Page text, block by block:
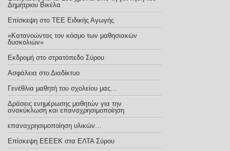
Δημήτριου Βικέλα
Eπίσκεψη στο ΤΕΕ Ειδικής Αγωγής
«Κατανοώντας τον κόσμο των μαθησιακών
δυσκολιών»
Εκδρομή στο στρατόπεδο Σύρου
Ασφάλεια στο Διαδίκτυο
Γενέθλια μαθητή του σχολείου μας…
Δράσεις ενημέρωσης μαθητών για την
ανακύκλωση και επαναχρησιμοποίηση
επαναχρησιμοποίηση υλικών…
Επίσκεψη ΕΕΕΕΚ στα ΕΛΤΑ Σύρου